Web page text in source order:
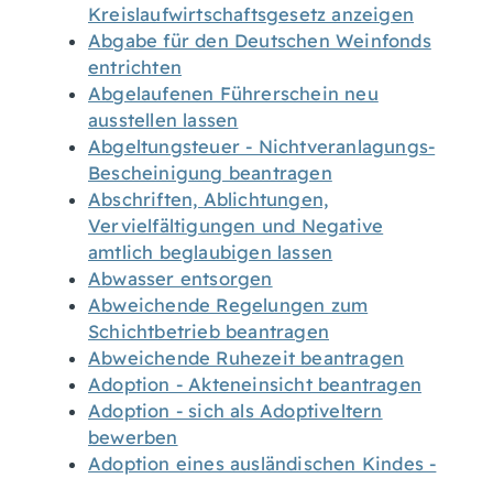
Kreislaufwirtschaftsgesetz anzeigen
Abgabe für den Deutschen Weinfonds
entrichten
Abgelaufenen Führerschein neu
ausstellen lassen
Abgeltungsteuer - Nichtveranlagungs-
Bescheinigung beantragen
Abschriften, Ablichtungen,
Vervielfältigungen und Negative
amtlich beglaubigen lassen
Abwasser entsorgen
Abweichende Regelungen zum
Schichtbetrieb beantragen
Abweichende Ruhezeit beantragen
Adoption - Akteneinsicht beantragen
Adoption - sich als Adoptiveltern
bewerben
Adoption eines ausländischen Kindes -